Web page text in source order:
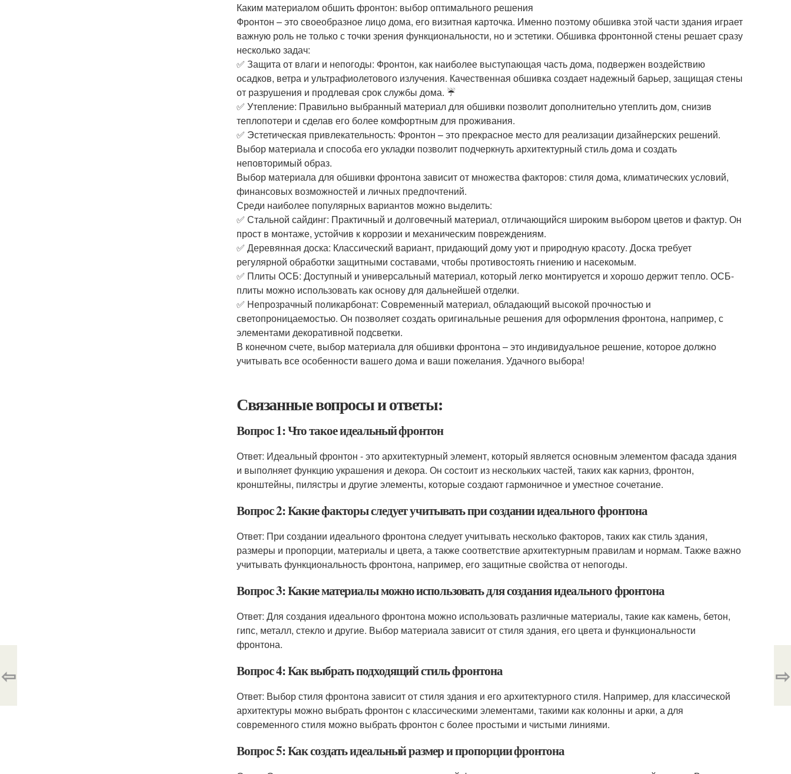
Каким материалом обшить фронтон: выбор оптимального решения
Фронтон – это своеобразное лицо дома, его визитная карточка. Именно поэтому обшивка этой части здания играет
важную роль не только с точки зрения функциональности, но и эстетики. Обшивка фронтонной стены решает сразу
несколько задач:
✅ Защита от влаги и непогоды: Фронтон, как наиболее выступающая часть дома, подвержен воздействию
осадков, ветра и ультрафиолетового излучения. Качественная обшивка создает надежный барьер, защищая стены
от разрушения и продлевая срок службы дома. ☔
✅ Утепление: Правильно выбранный материал для обшивки позволит дополнительно утеплить дом, снизив
теплопотери и сделав его более комфортным для проживания. ️
✅ Эстетическая привлекательность: Фронтон – это прекрасное место для реализации дизайнерских решений.
Выбор материала и способа его укладки позволит подчеркнуть архитектурный стиль дома и создать
неповторимый образ.
Выбор материала для обшивки фронтона зависит от множества факторов: стиля дома, климатических условий,
финансовых возможностей и личных предпочтений.
Среди наиболее популярных вариантов можно выделить:
✅ Стальной сайдинг: Практичный и долговечный материал, отличающийся широким выбором цветов и фактур. Он
прост в монтаже, устойчив к коррозии и механическим повреждениям. ️
✅ Деревянная доска: Классический вариант, придающий дому уют и природную красоту. Доска требует
регулярной обработки защитными составами, чтобы противостоять гниению и насекомым.
✅ Плиты ОСБ: Доступный и универсальный материал, который легко монтируется и хорошо держит тепло. ОСБ-
плиты можно использовать как основу для дальнейшей отделки.
✅ Непрозрачный поликарбонат: Современный материал, обладающий высокой прочностью и
светопроницаемостью. Он позволяет создать оригинальные решения для оформления фронтона, например, с
элементами декоративной подсветки.
В конечном счете, выбор материала для обшивки фронтона – это индивидуальное решение, которое должно
учитывать все особенности вашего дома и ваши пожелания. Удачного выбора!
Связанные вопросы и ответы:
Вопрос 1: Что такое идеальный фронтон
Ответ: Идеальный фронтон - это архитектурный элемент, который является основным элементом фасада здания
и выполняет функцию украшения и декора. Он состоит из нескольких частей, таких как карниз, фронтон,
кронштейны, пилястры и другие элементы, которые создают гармоничное и уместное сочетание.
Вопрос 2: Какие факторы следует учитывать при создании идеального фронтона
Ответ: При создании идеального фронтона следует учитывать несколько факторов, таких как стиль здания,
размеры и пропорции, материалы и цвета, а также соответствие архитектурным правилам и нормам. Также важно
учитывать функциональность фронтона, например, его защитные свойства от непогоды.
Вопрос 3: Какие материалы можно использовать для создания идеального фронтона
Ответ: Для создания идеального фронтона можно использовать различные материалы, такие как камень, бетон,
гипс, металл, стекло и другие. Выбор материала зависит от стиля здания, его цвета и функциональности
фронтона.
Вопрос 4: Как выбрать подходящий стиль фронтона
Ответ: Выбор стиля фронтона зависит от стиля здания и его архитектурного стиля. Например, для классической
архитектуры можно выбрать фронтон с классическими элементами, такими как колонны и арки, а для
современного стиля можно выбрать фронтон с более простыми и чистыми линиями.
Вопрос 5: Как создать идеальный размер и пропорции фронтона
⇦ ⇨